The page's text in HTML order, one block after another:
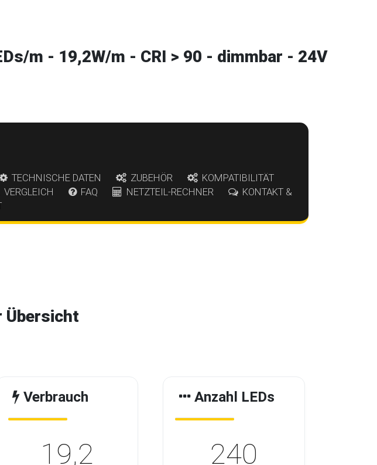
m - 19,2W/m - CRI > 90 - dimmbar - 24V
TECHNISCHE DATEN ZUBEHÖR
KOMPATIBILITÄT
VERGLEICH FAQ NETZTEIL-RECHNER
KONTAKT &
Übersicht
Verbrauch
19,2
Anzahl LEDs
240